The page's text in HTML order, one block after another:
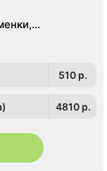
510 p.
4810 p.